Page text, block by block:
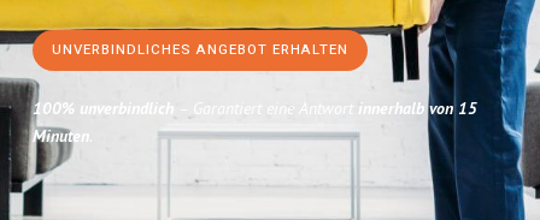
UNVERBINDLICHES ANGEBOT ERHALTEN
100% unverbindlich – Garantiert eine Antwort innerhalb von 15
Minuten.